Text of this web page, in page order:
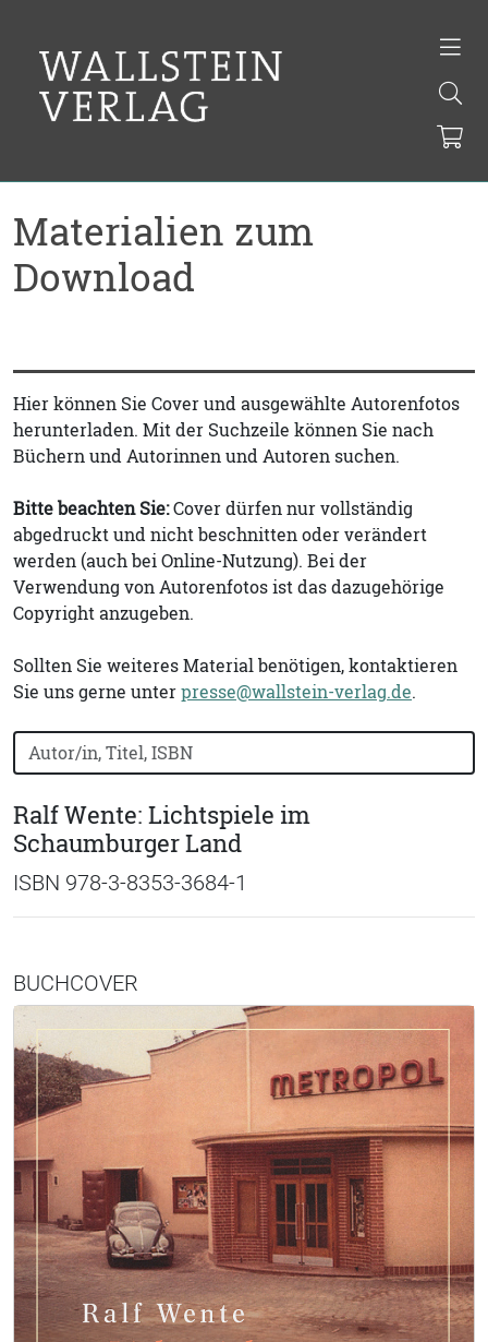
Materialien zum
Download
Hier können Sie Cover und ausgewählte Autorenfotos
herunterladen. Mit der Suchzeile können Sie nach
Büchern und Autorinnen und Autoren suchen.
Bitte beachten Sie:Cover dürfen nur vollständig
abgedruckt und nicht beschnitten oder verändert
werden (auch bei Online-Nutzung). Bei der
Verwendung von Autorenfotos ist das dazugehörige
Copyright anzugeben.
Sollten Sie weiteres Material benötigen, kontaktieren
Sie uns gerne unterpresse@wallstein-verlag.de.
Bücher nach Buchtitel, Autorennamen oder ISBN
Ralf Wente: Lichtspiele im
Schaumburger Land
ISBN 978-3-8353-3684-1
BUCHCOVER